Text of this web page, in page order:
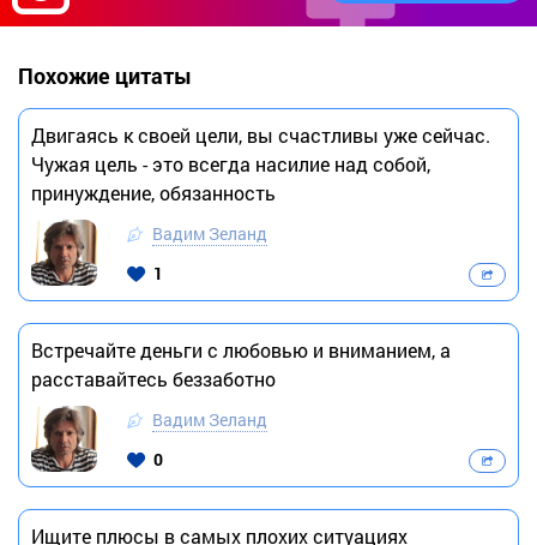
Похожие цитаты
Двигаясь к своей цели, вы счастливы уже сейчас.
Чужая цель - это всегда насилие над собой,
принуждение, обязанность
Вадим Зеланд
1
Встречайте деньги с любовью и вниманием, а
расставайтесь беззаботно
Вадим Зеланд
0
Ищите плюсы в самых плохих ситуациях